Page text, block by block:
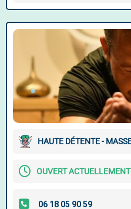
HAUTE DÉTENTE -
OUVERT ACTUELLEMENT